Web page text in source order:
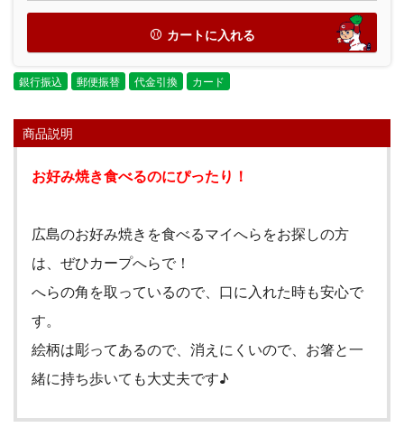
カートに入れる
銀行振込 郵便振替 代金引換 カード
商品説明
お好み焼き食べるのにぴったり！
広島のお好み焼きを食べるマイへらをお探しの方
は、ぜひカープへらで！
へらの角を取っているので、口に入れた時も安心で
す。
絵柄は彫ってあるので、消えにく いので、お箸と一
緒に持ち歩いても大丈夫です♪